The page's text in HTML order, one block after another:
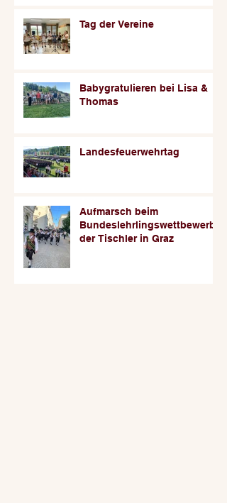
Tag der Vereine
Babygratulieren bei Lisa &
Thomas
Landesfeuerwehrtag
Aufmarsch beim
Bundeslehrlingswettbewerb
der Tischler in Graz